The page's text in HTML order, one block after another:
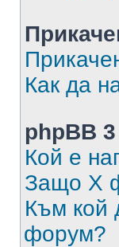
Как да
phpBB 3
Кой е
Защо X
Към кой
форум?